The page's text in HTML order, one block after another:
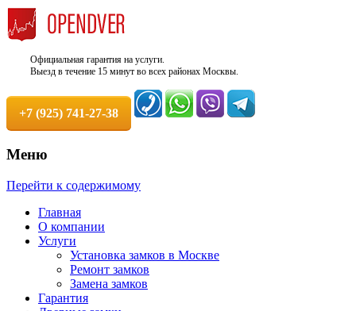
Официальная гарантия на услуги.
Выезд в течение 15 минут во всех районах Москвы.
+7 (925) 741-27-38
Служба вскрытия и ремонта
замков +7 (925) 741-27-38
Круглосуточно. 100% Гарантия!
Меню
Перейти к содержимому
Главная
О компании
Услуги
Установка замков в Москве
Ремонт замков
Замена замков
Гарантия